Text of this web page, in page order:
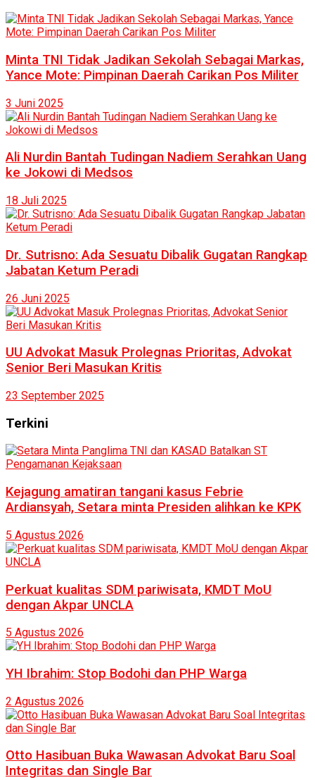
Minta TNI Tidak Jadikan Sekolah Sebagai Markas,
Yance Mote: Pimpinan Daerah Carikan Pos Militer
3 Juni 2025
Ali Nurdin Bantah Tudingan Nadiem Serahkan Uang
ke Jokowi di Medsos
18 Juli 2025
Dr. Sutrisno: Ada Sesuatu Dibalik Gugatan Rangkap
Jabatan Ketum Peradi
26 Juni 2025
UU Advokat Masuk Prolegnas Prioritas, Advokat
Senior Beri Masukan Kritis
23 September 2025
Terkini
Kejagung amatiran tangani kasus Febrie
Ardiansyah, Setara minta Presiden alihkan ke KPK
5 Agustus 2026
Perkuat kualitas SDM pariwisata, KMDT MoU
dengan Akpar UNCLA
5 Agustus 2026
YH Ibrahim: Stop Bodohi dan PHP Warga
2 Agustus 2026
Otto Hasibuan Buka Wawasan Advokat Baru Soal
Integritas dan Single Bar